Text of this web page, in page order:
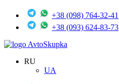
+38 (098) 764-32-41
+38 (093) 624-83-73
AvtoSkupka
RU
UA